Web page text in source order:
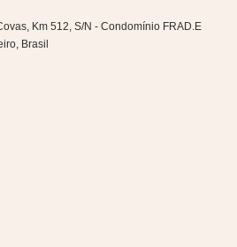
Km 512, S/N - Condomínio FRAD.E
Brasil